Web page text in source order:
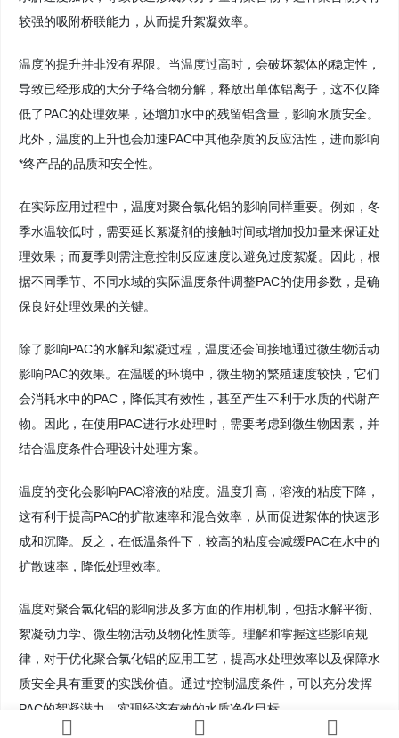
较强的吸附桥联能力，从而提升絮凝效率。
温度的提升并非没有界限。当温度过高时，会破坏絮体的稳定性，
导致已经形成的大分子络合物分解，释放出单体铝离子，这不仅降
低了PAC的处理效果，还增加水中的残留铝含量，影响水质安全。
此外，温度的上升也会加速PAC中其他杂质的反应活性，进而影响
*终产品的品质和安全性。
在实际应用过程中，温度对聚合氯化铝的影响同样重要。例如，冬
季水温较低时，需要延长絮凝剂的接触时间或增加投加量来保证处
理效果；而夏季则需注意控制反应速度以避免过度絮凝。因此，根
据不同季节、不同水域的实际温度条件调整PAC的使用参数，是确
保良好处理效果的关键。
除了影响PAC的水解和絮凝过程，温度还会间接地通过微生物活动
影响PAC的效果。在温暖的环境中，微生物的繁殖速度较快，它们
会消耗水中的PAC，降低其有效性，甚至产生不利于水质的代谢产
物。因此，在使用PAC进行水处理时，需要考虑到微生物因素，并
结合温度条件合理设计处理方案。
温度的变化会影响PAC溶液的粘度。温度升高，溶液的粘度下降，
这有利于提高PAC的扩散速率和混合效率，从而促进絮体的快速形
成和沉降。反之，在低温条件下，较高的粘度会减缓PAC在水中的
扩散速率，降低处理效率。
温度对聚合氯化铝的影响涉及多方面的作用机制，包括水解平衡、
絮凝动力学、微生物活动及物化性质等。理解和掌握这些影响规
律，对于优化聚合氯化铝的应用工艺，提高水处理效率以及保障水
质安全具有重要的实践价值。通过*控制温度条件，可以充分发挥
PAC的絮凝潜力，实现经济有效的水质净化目标。